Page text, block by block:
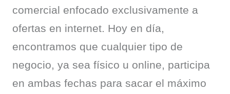
comercial enfocado exclusivamente a
ofertas en internet. Hoy en día,
encontramos que cualquier tipo de
negocio, ya sea físico u online, participa
en ambas fechas para sacar el máximo